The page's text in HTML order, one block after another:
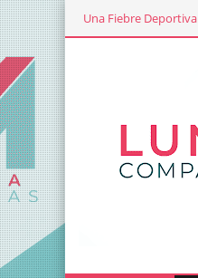
Una Fiebre Deportiva